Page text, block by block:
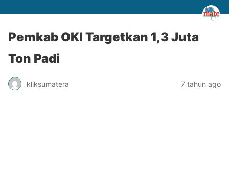
Pemkab OKI Targetkan 1,3 Juta
Ton Padi
kliksumatera 7 tahun ago